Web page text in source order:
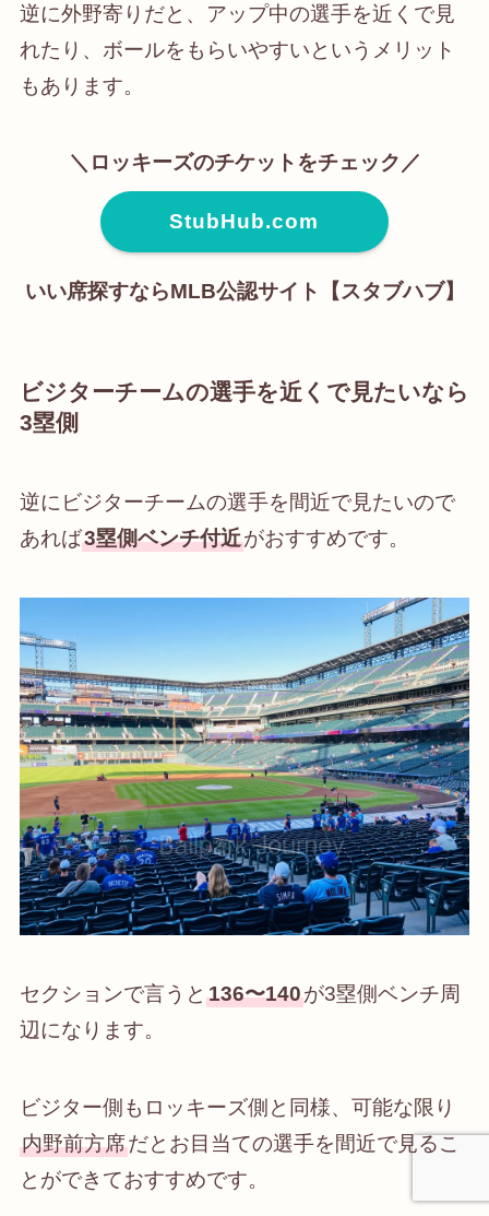
逆に外野寄りだと、アップ中の選手を近くで見
れたり、ボールをもらいやすいというメリット
もあります。
＼ロッキーズのチケットをチェック／
StubHub.com
いい席探すならMLB公認サイト【スタブハブ】
ビジターチームの選手を近くで見たいなら
3塁側
逆にビジターチームの選手を間近で見たいので
あれば3塁側ベンチ付近がおすすめです。
セクションで言うと 136〜140が3塁側ベンチ周
辺になります。
ビジター側もロッキーズ側と同様、可能な限り
内野前方席だとお目当ての選手を間近で見るこ
とができておすすめです。